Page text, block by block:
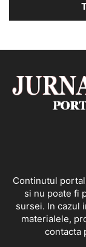
Continutul
si nu poate fi
sursei. In cazul
materialele,
contacta